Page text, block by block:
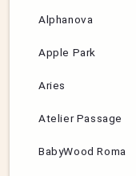
Alphanova
Apple Park
Aries
Atelier Passage
BabyWood Roma